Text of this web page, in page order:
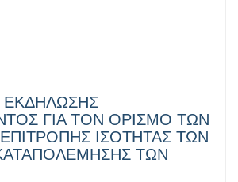
ΓΙΑ ΤΟΝ ΟΡΙΣΜΟ ΤΩΝ
ΙΣΟΤΗΤΑΣ ΤΩΝ
ΤΩΝ